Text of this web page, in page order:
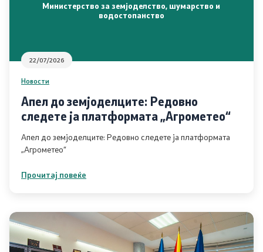
Министерство за земјоделство, шумарство и
водостопанство
22/07/2026
Новости
Апел до земјоделците: Редовно
следете ја платформата „Агрометео“
Апел до земјоделците: Редовно следете ја платформата
„Агрометео“
Прочитај повеќе